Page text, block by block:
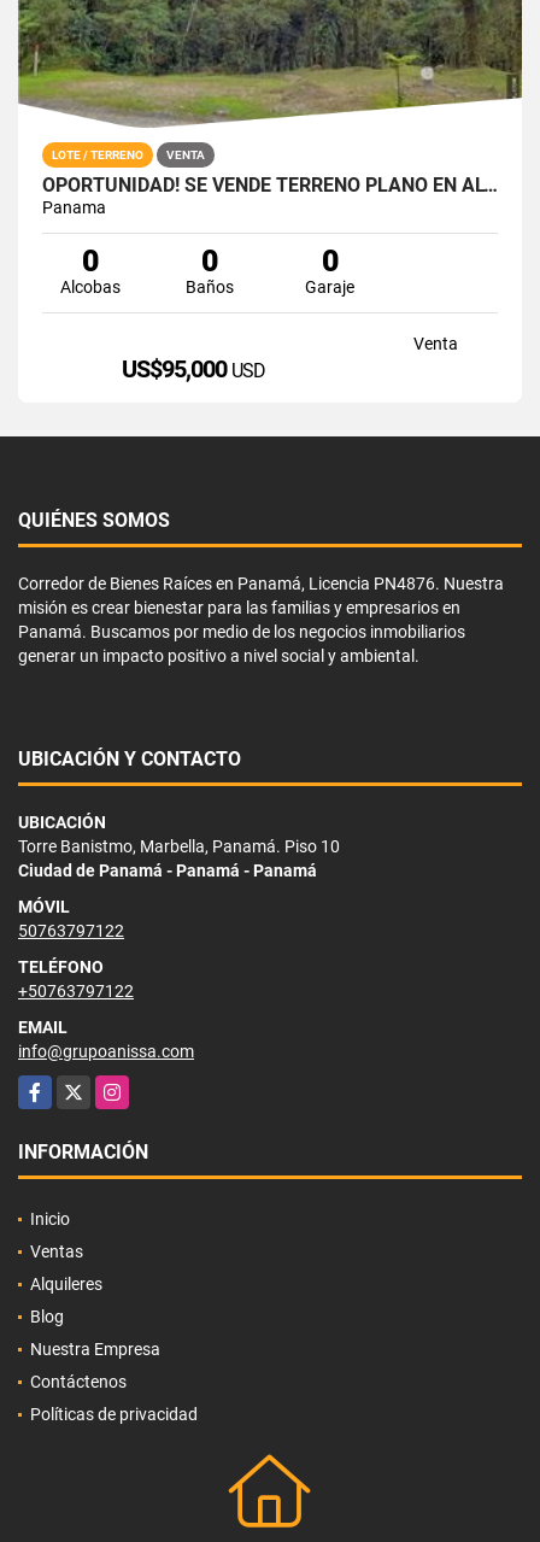
LOTE / TERRENO VENTA
OPORTUNIDAD! SE VENDE TERRENO PLANO EN ALTOS DEL MARIA
Panama
0
Alcobas
0
Baños
0
Garaje
Venta
US$95,000 USD
QUIÉNES SOMOS
Corredor de Bienes Raíces en Panamá, Licencia PN4876. Nuestra
misión es crear bienestar para las familias y empresarios en
Panamá. Buscamos por medio de los negocios inmobiliarios
generar un impacto positivo a nivel social y ambiental.
UBICACIÓN Y CONTACTO
UBICACIÓN
Torre Banistmo, Marbella, Panamá. Piso 10
Ciudad de Panamá - Panamá - Panamá
MÓVIL
50763797122
TELÉFONO
+50763797122
EMAIL
info@grupoanissa.com
Facebook
X Instagram
INFORMACIÓN
Inicio
Ventas
Alquileres
Blog
Nuestra Empresa
Contáctenos
Políticas de privacidad